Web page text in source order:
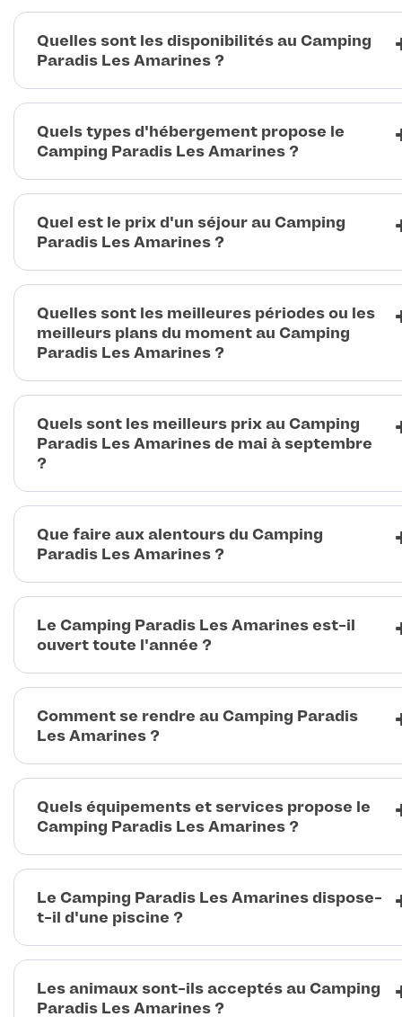
Quelles sont les disponibilités au Camping
Paradis Les Amarines ?
Quels types d'hébergement propose le
Camping Paradis Les Amarines ?
Quel est le prix d'un séjour au Camping
Paradis Les Amarines ?
Quelles sont les meilleures périodes ou les
meilleurs plans du moment au Camping
Paradis Les Amarines ?
Quels sont les meilleurs prix au Camping
Paradis Les Amarines de mai à septembre
?
Que faire aux alentours du Camping
Paradis Les Amarines ?
Le Camping Paradis Les Amarines est-il
ouvert toute l'année ?
Comment se rendre au Camping Paradis
Les Amarines ?
Quels équipements et services propose le
Camping Paradis Les Amarines ?
Le Camping Paradis Les Amarines dispose-
t-il d'une piscine ?
Les animaux sont-ils acceptés au Camping
Paradis Les Amarines ?